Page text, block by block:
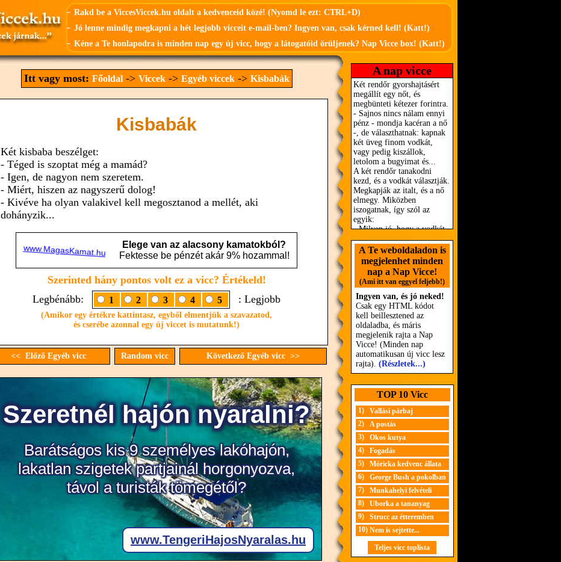
- Rakd be a ViccesViccek.hu oldalt a kedvenceid közé! (Nyomd le ezt: CTRL+D)
- Jó lenne mindig megkapni a hét legjobb vicceit e-mail-ben? Ingyen van, csak kérned kell! (Katt!)
- Kéne a Te honlapodra is minden nap egy új vicc, hogy a látogatóid örüljenek? Nap Vicce box! (Katt!)
Itt vagy most: Főoldal-> Viccek-> Egyéb viccek-> Kisbabák
Kisbabák
Két kisbaba beszélget:
- Téged is szoptat még a mamád?
- Igen, de nagyon nem szeretem.
- Miért, hiszen az nagyszerű dolog!
- Kivéve ha olyan valakivel kell megosztanod a mellét, aki
dohányzik...
Szerinted hány pontos volt ez a vicc? Értékeld!
Legbénább:
1 2 3 4 5 : Legjobb
(Amikor egy értékre kattintasz, egyből elmentjük a szavazatod,
és cserébe azonnal egy új viccet is mutatunk!)
<< Előző Egyéb vicc Random vicc Következő Egyéb vicc >>
A nap vicce
A Te weboldaladon is
megjelenhet minden
nap a Nap Vicce!
(Ami itt van eggyel feljebb!)
Ingyen van, és jó neked!
Csak egy HTML kódot
kell beillesztened az
oldaladba, és máris
megjelenik rajta a Nap
Vicce! (Minden nap
automatikusan új vicc lesz
rajta). (Részletek...)
TOP 10 Vicc
1)
Vallási párbaj
2)
A postás
3)
Okos kutya
4)
Fogadás
5)
Móricka kedvenc állata
6)
George Bush a pokolban
7)
Munkahelyi felvételi
8)
Uborka a tananyag
9)
Strucc az étteremben
10) Nem is sejtette...
Teljes vicc toplista